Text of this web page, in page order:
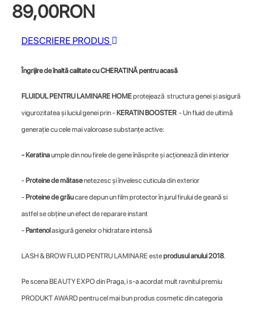
89,00RON
DESCRIERE PRODUS
Îngrijire de înaltă calitate cu CHERATINĂ pentru acasă
FLUIDUL PENTRU LAMINARE HOMEprotejează structura genei şi asigură
vigurozitatea şi luciul genei prin - KERATIN BOOSTER - Un fluid de ultimă
generaţie cu cele mai valoroase substanţe active:
- Keratinaumple din nou firele de gene înăsprite și acționează din interior
- Proteine de mătasenetezesc şi învelesc cuticula din exterior
- Proteine de grăucare depun un film protector în jurul firului de geană si
astfel se obţine un efect de reparare instant
- Pantenol asigură genelor o hidratare intensă
LASH & BROW FLUID PENTRU LAMINARE esteprodusul anului 2018.
Pe scena BEAUTY EXPO din Praga, i s-a acordat mult ravnitul premiu
PRODUKT AWARD pentru cel mai bun produs cosmetic din categoria